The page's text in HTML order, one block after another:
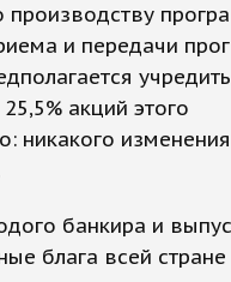
и передачи
акций этого
никакого
банкира и
блага всей стране